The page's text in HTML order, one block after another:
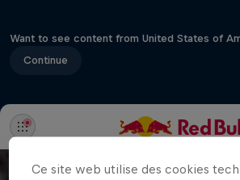
Want to see content from United States of
Continue
Ce site web utilise des cookies